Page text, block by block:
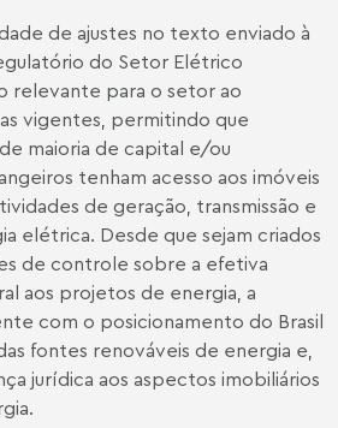
de ajustes no texto enviado à
do Setor Elétrico
relevante para o setor ao
vigentes, permitindo que
maioria de capital e/ou
tenham acesso aos imóveis
de geração, transmissão e
elétrica. Desde que sejam criados
de controle sobre a efetiva
aos projetos de energia, a
com o posicionamento do Brasil
fontes renováveis de energia e,
jurídica aos aspectos imobiliários